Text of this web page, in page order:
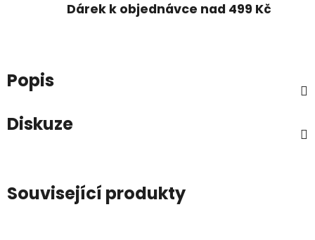
Dárek k objednávce nad 499 Kč
Popis
Diskuze
Související produkty